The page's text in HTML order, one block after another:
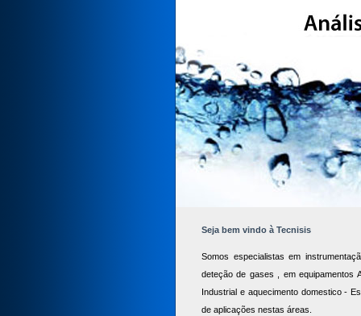
Seja bem vindo à Tecnisis
Somos especialistas em
deteção de gases , em equipamentos
Industrial e aquecimento domestico -
de aplicações nestas áreas.